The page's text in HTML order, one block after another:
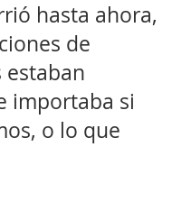
hasta ahora,
de
estaban
importaba si
o lo que